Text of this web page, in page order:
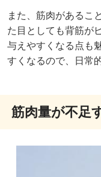
また、筋肉があるこ
た目としても背筋が
与えやすくなる点も
すくなるので、日常
筋肉量が不足